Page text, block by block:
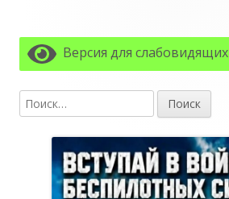
боковая
колонка
Версия для слабовидящих
Найти: